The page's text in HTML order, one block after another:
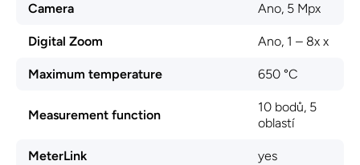
Camera Ano, 5 Mpx
Digital Zoom Ano, 1 – 8x x
Maximum temperature 650 °C
Measurement function
10 bodů, 5
oblastí
MeterLink yes